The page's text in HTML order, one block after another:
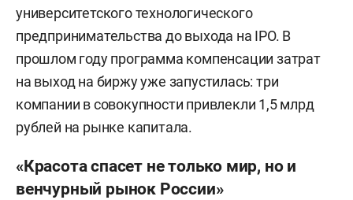
университетского технологического
предпринимательства до выхода на IPO. В
прошлом году программа компенсации затрат
на выход на биржу уже запустилась: три
компании в совокупности привлекли 1,5 млрд
рублей на рынке капитала.
«Красота спасет не только мир, но и
венчурный рынок России»